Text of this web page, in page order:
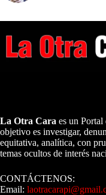
La Otra Cara es un
objetivo es investigar,
equitativa, analítica, con
temas ocultos de interés
CONTÁCTENOS:
Email: